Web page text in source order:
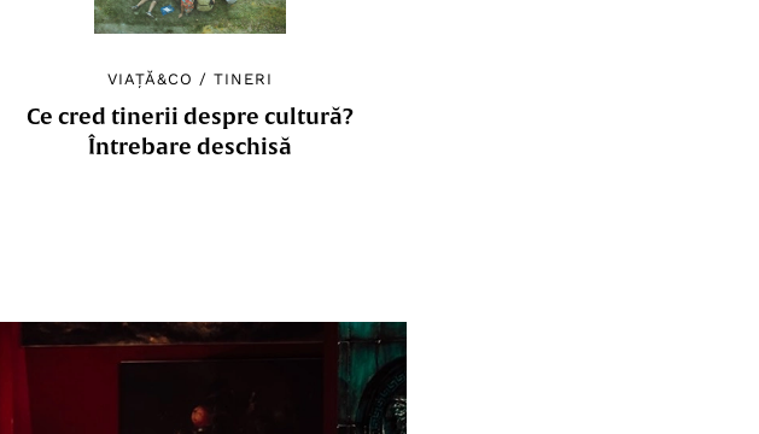
VIAȚĂ&CO /TINERI
Ce cred tinerii despre cultură?
Întrebare deschisă